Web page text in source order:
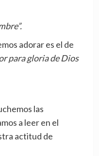
adorar es el de
para gloria de Dios
las
a leer en el
actitud de